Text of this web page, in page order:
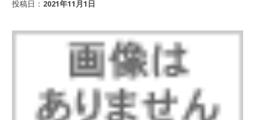
投稿日： 2021年11月1日